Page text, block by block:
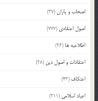
اصحاب و یاران(37)
اصول اعتقادی (777)
اطلاعیه ها (26)
اعتقادات و اصول دین (28)
اعتکاف (43)
اعیاد اسلامی (211)